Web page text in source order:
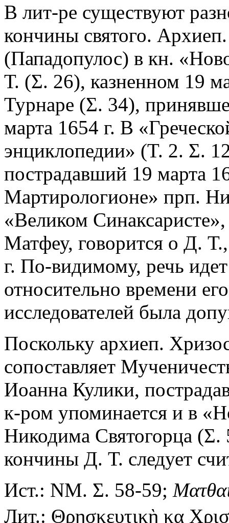
В лит-ре существуют
кончины святого.
(Пападопулос) в кн.
Т. (Σ. 26), казненном 19
Турнаре (Σ. 34),
марта 1654 г. В
энциклопедии» (Τ. 2. Σ.
пострадавший 19 марта
Мартирологионе» прп.
«Великом
Матфеу, говорится о Д.
г. По-видимому, речь
относительно времени
исследователей была
Поскольку архиеп.
сопоставляет
Иоанна Кулики,
к-ром упоминается и в
Никодима Святогорца (Σ.
кончины Д. Т. следует
Ист.: ΝΜ. Σ. 58-59;
Лит.: Θρησκευτικὴ κα